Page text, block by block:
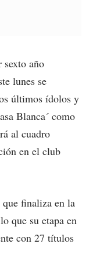
sexto año
lunes se
últimos ídolos y
Blanca´ como
al cuadro
en el club
finaliza en la
que su etapa en
con 27 títulos